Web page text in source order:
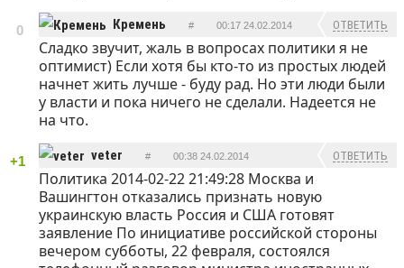
0 Кремень # 00:17 24.02.2014 ОТВЕТИТЬ
Сладко звучит, жаль в вопросах политики я не
оптимист) Если хотя бы кто-то из простых людей
начнет жить лучше - буду рад. Но эти люди были
у власти и пока ничего не сделали. Надеется не
на что.
+1 veter # 00:38 24.02.2014 ОТВЕТИТЬ
Политика 2014-02-22 21:49:28 Москва и
Вашингтон отказались признать новую
украинскую власть Россия и США готовят
заявление По инициативе российской стороны
вечером субботы, 22 февраля, состоялся